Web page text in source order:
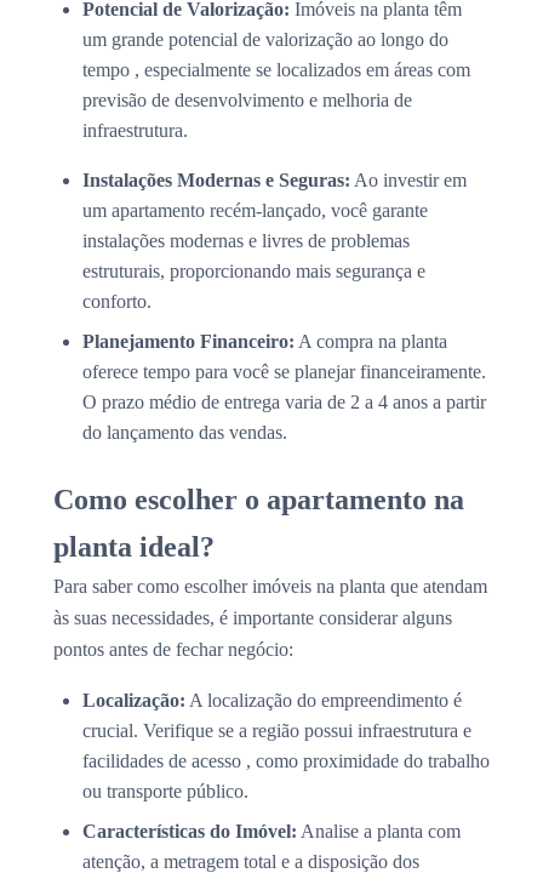
Potencial de Valorização: Imóveis na planta têm
um grande potencial de valorização ao longo do
tempo , especialmente se localizados em áreas com
previsão de desenvolvimento e melhoria de
infraestrutura.
Instalações Modernas e Seguras: Ao investir em
um apartamento recém-lançado, você garante
instalações modernas e livres de problemas
estruturais, proporcionando mais segurança e
conforto.
Planejamento Financeiro: A compra na planta
oferece tempo para você se planejar financeiramente.
O prazo médio de entrega varia de 2 a 4 anos a partir
do lançamento das vendas.
Como escolher o apartamento na
planta ideal?
Para saber como escolher imóveis na planta que atendam
às suas necessidades, é importante considerar alguns
pontos antes de fechar negócio:
Localização: A localização do empreendimento é
crucial. Verifique se a região possui infraestrutura e
facilidades de acesso , como proximidade do trabalho
ou transporte público.
Características do Imóvel: Analise a planta com
atenção, a metragem total e a disposição dos